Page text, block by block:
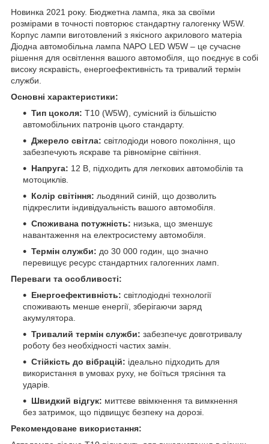
Новинка 2021 року. Бюджетна лампа, яка за своїми
розмірами в точності повторює стандартну галогенку W5W.
Корпус лампи виготовлений з якісного акрилового матеріа
Діодна автомобільна лампа NAPO LED W5W – це сучасне
рішення для освітлення вашого автомобіля, що поєднує в собі
високу яскравість, енергоефективність та тривалий термін
служби.
Основні характеристики:
Тип цоколя: T10 (W5W), сумісний із більшістю
автомобільних патронів цього стандарту.
Джерело світла: світлодіоди нового покоління, що
забезпечують яскраве та рівномірне світіння.
Напруга: 12 В, підходить для легкових автомобілів та
мотоциклів.
Колір світіння: льодяний синій, що дозволить
підкреслити індивідуальність вашого автомобіля.
Споживана потужність: низька, що зменшує
навантаження на електросистему автомобіля.
Термін служби: до 30 000 годин, що значно
перевищує ресурс стандартних галогенних ламп.
Переваги та особливості:
Енергоефективність: світлодіодні технології
споживають менше енергії, зберігаючи заряд
акумулятора.
Тривалий термін служби: забезпечує довготривалу
роботу без необхідності частих замін.
Стійкість до вібрацій: ідеально підходить для
використання в умовах руху, не боїться трясіння та
ударів.
Швидкий відгук: миттєве ввімкнення та вимкнення
без затримок, що підвищує безпеку на дорозі.
Рекомендоване використання: